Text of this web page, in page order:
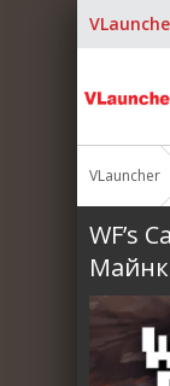
VLauncher
WF’s